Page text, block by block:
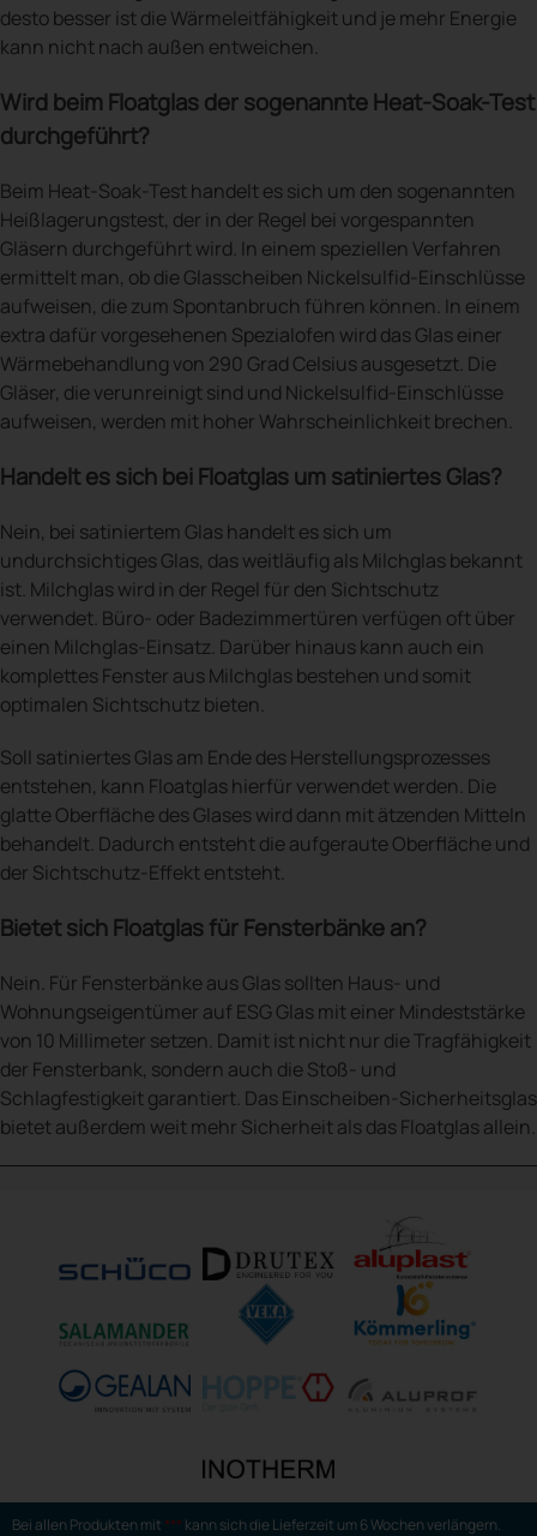
desto besser ist die Wärmeleitfähigkeit und je mehr Energie
kann nicht nach außen entweichen.
Wird beim Floatglas der sogenannte Heat-Soak-Test
durchgeführt?
Beim Heat-Soak-Test handelt es sich um den sogenannten
Heißlagerungstest, der in der Regel bei vorgespannten
Gläsern durchgeführt wird. In einem speziellen Verfahren
ermittelt man, ob die Glasscheiben Nickelsulfid-Einschlüsse
aufweisen, die zum Spontanbruch führen können. In einem
extra dafür vorgesehenen Spezialofen wird das Glas einer
Wärmebehandlung von 290 Grad Celsius ausgesetzt. Die
Gläser, die verunreinigt sind und Nickelsulfid-Einschlüsse
aufweisen, werden mit hoher Wahrscheinlichkeit brechen.
Handelt es sich bei Floatglas um satiniertes Glas?
Nein, bei satiniertem Glas handelt es sich um
undurchsichtiges Glas, das weitläufig als Milchglas bekannt
ist. Milchglas wird in der Regel für den Sichtschutz
verwendet. Büro- oder Badezimmertüren verfügen oft über
einen Milchglas-Einsatz. Darüber hinaus kann auch ein
komplettes Fenster aus Milchglas bestehen und somit
optimalen Sichtschutz bieten.
Soll satiniertes Glas am Ende des Herstellungsprozesses
entstehen, kann Floatglas hierfür verwendet werden. Die
glatte Oberfläche des Glases wird dann mit ätzenden Mitteln
behandelt. Dadurch entsteht die aufgeraute Oberfläche und
der Sichtschutz-Effekt entsteht.
Bietet sich Floatglas für Fensterbänke an?
Nein. Für Fensterbänke aus Glas sollten Haus- und
Wohnungseigentümer auf ESG Glas mit einer Mindeststärke
von 10 Millimeter setzen. Damit ist nicht nur die Tragfähigkeit
der Fensterbank, sondern auch die Stoß- und
Schlagfestigkeit garantiert. Das Einscheiben-Sicherheitsglas
bietet außerdem weit mehr Sicherheit als das Floatglas allein.
Bei allen Produkten mit *** kann sich die Lieferzeit um 6 Wochen verlängern.